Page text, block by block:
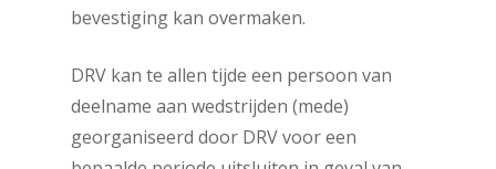
bevestiging kan overmaken.
DRV kan te allen tijde een persoon van
deelname aan wedstrijden (mede)
georganiseerd door DRV voor een